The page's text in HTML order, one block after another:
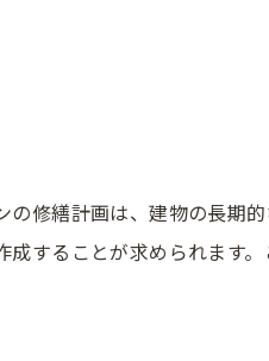
修繕計画は、建物の長期
することが求められます